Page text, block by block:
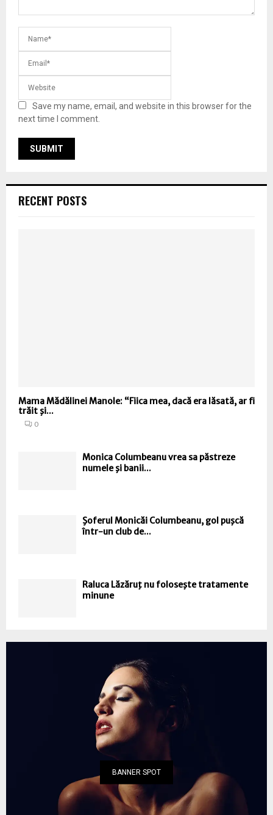
Save my name, email, and website in this browser for the
next time I comment.
RECENT POSTS
Mama Mădălinei Manole: “Fiica mea, dacă era lăsată, ar fi
trăit şi...
0
Monica Columbeanu vrea sa păstreze
numele şi banii...
Şoferul Monicăi Columbeanu, gol puşcă
într-un club de...
Raluca Lăzăruţ nu foloseşte tratamente
minune
BANNER SPOT